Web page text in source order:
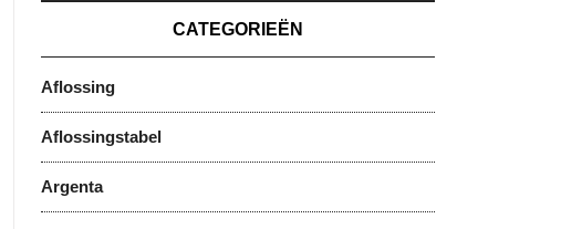
CATEGORIEËN
Aflossing
Aflossingstabel
Argenta